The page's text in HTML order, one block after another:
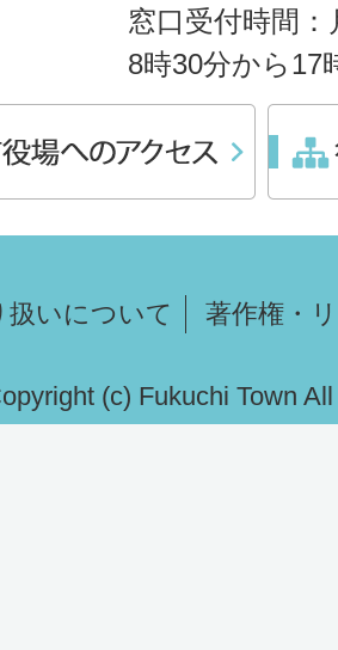
窓口受付時間
8時30分から17
扱いについて 著作権・
(c) Fukuchi Town